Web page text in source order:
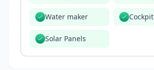
Water maker
Solar Panels